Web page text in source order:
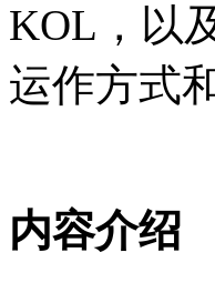
KOL，以
运作方式
内容介绍